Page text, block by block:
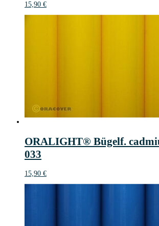
15,90 €
ORALIGHT® Bügelf.
033
15,90 €